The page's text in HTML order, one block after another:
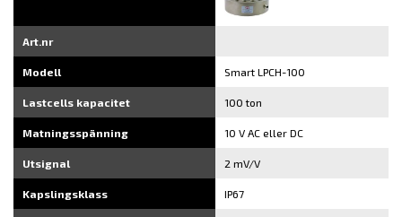
Art.nr
Modell Smart LPCH-100
Lastcells kapacitet 100 ton
Matningsspänning 10 V AC eller DC
Utsignal 2 mV/V
Kapslingsklass IP67